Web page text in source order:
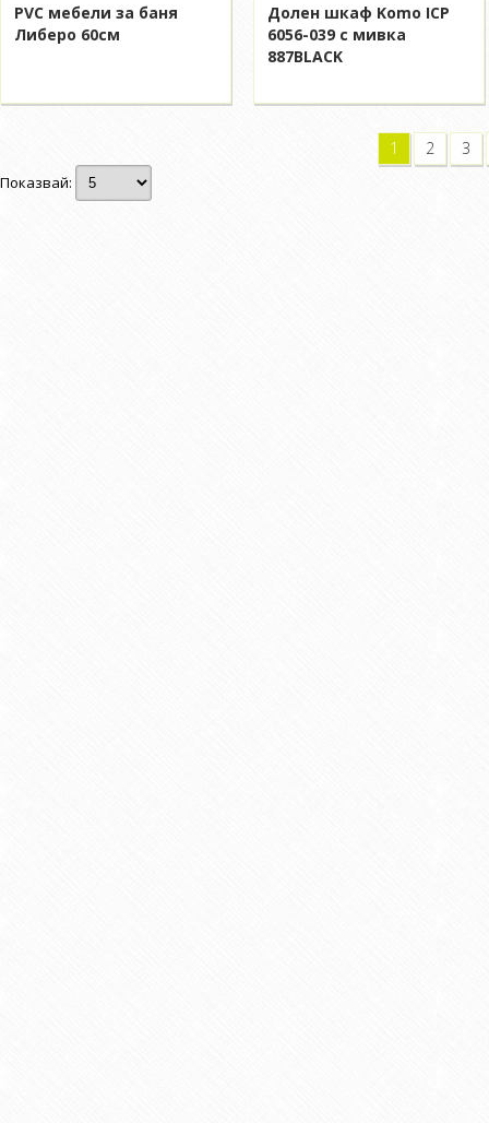
PVC мебели за баня
Либеро 60см
Долен шкаф Komo ICP
6056-039 с мивка
887BLACK
1 2 3
Показвай: